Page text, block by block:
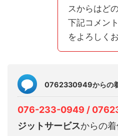
スからはど
下記コメン
をよろしく
0762330949からの着
076-233-0949 /
ジットサービスからの